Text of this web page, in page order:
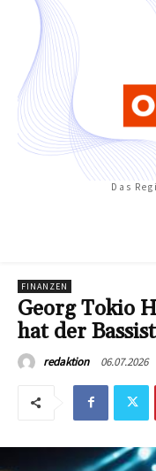
Das
FINANZEN
Georg Tokio
hat der
redaktion 06.07.2026